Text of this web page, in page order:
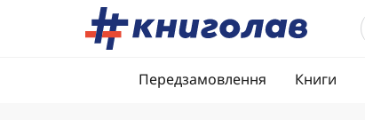
Передзамовлення Книги